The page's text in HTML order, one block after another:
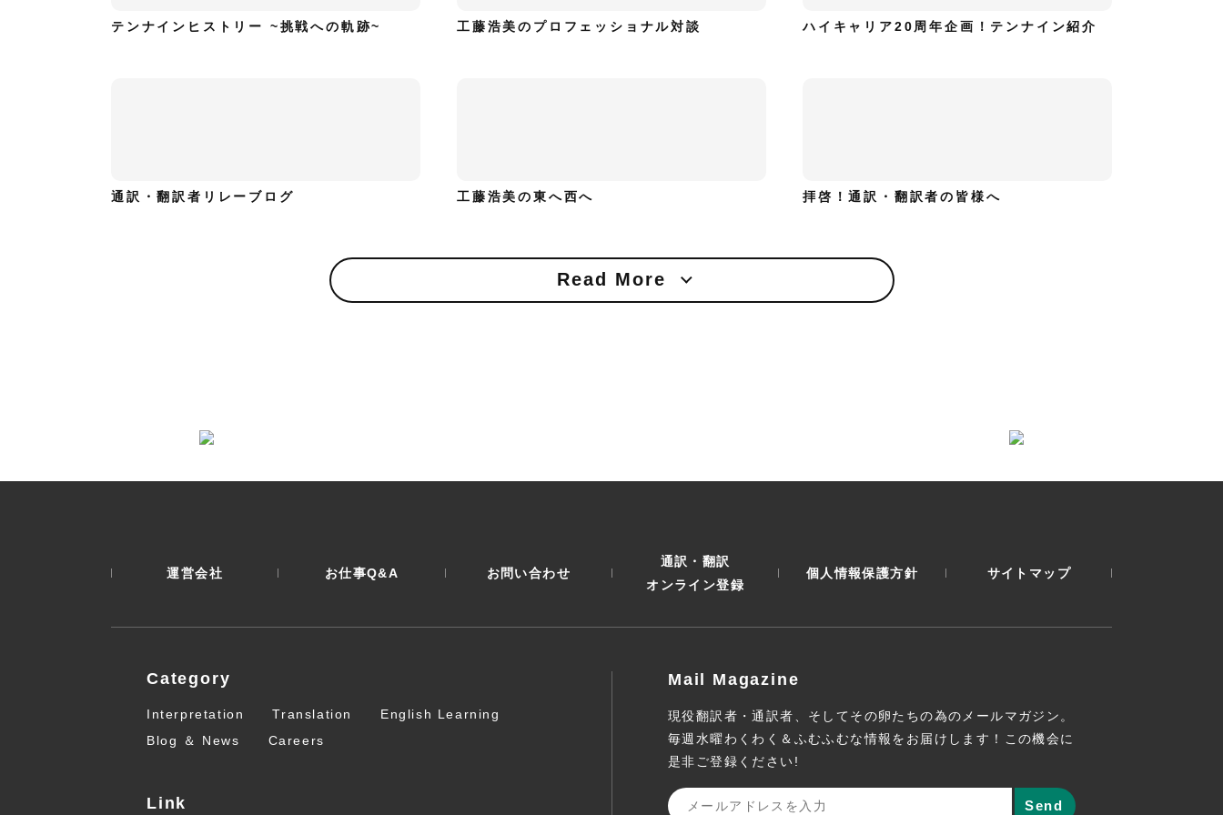
テンナインヒストリー ~挑戦への軌跡~ 工藤浩美のプロフェッショナル対談 ハイキャリア20周年企画！テンナイン紹介
通訳・翻訳者リレーブログ 工藤浩美の東へ西へ 拝啓！通訳・翻訳者の皆様へ
Read More
運営会社 お仕事Q&A お問い合わせ
通訳・翻訳
オンライン登録
個人情報保護方針 サイトマップ
Category
Interpretation Translation
English Learning
Blog ＆ News
Careers
Link
Mail Magazine
現役翻訳者・通訳者、そしてその卵たちの為のメールマガジン。
毎週水曜わくわく＆ふむふむな情報をお届けします！この機会に
是非ご登録ください!